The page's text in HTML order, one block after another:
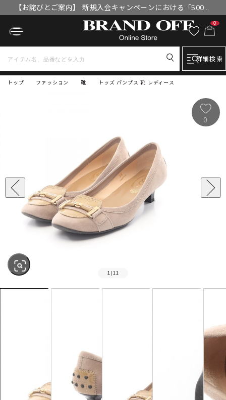
【お詫びとご案内】 新規入会キャンペーンにおける「500円
OFFクーポン」付与漏れと補填について
0
詳細検索
トップ トッズ パンプス 靴 レディース
ファッション 靴
1 | 11
0